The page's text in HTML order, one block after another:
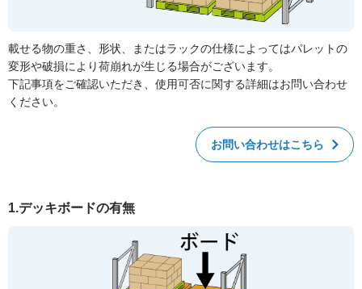
載せる物の重さ、形状、またはラックの仕様によってはパレットの
変形や破損により荷崩れが生じる場合がございます。
下記事項をご確認いただき、使用可否に関する詳細はお問い合わせ
ください。
お問い合わせはこちら
1.デッキボードの有無